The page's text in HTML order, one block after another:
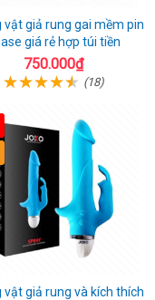
vật giả rung gai mềm pin
giá rẻ hợp túi tiền
750.000₫
(18)
vật giả rung và kích thích